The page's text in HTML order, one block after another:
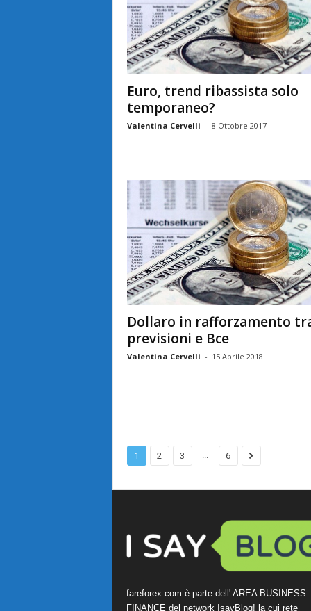
Euro, trend ribassista solo
temporaneo?
Valentina Cervelli - 8 Ottobre 2017
Dollaro in rafforzamento
previsioni e Bce
Valentina Cervelli - 15 Aprile 2018
1 2 3 ... 6
fareforex.com è parte dell' AREA BUSINESS
FINANCE del network IsayBlog! la cui rete